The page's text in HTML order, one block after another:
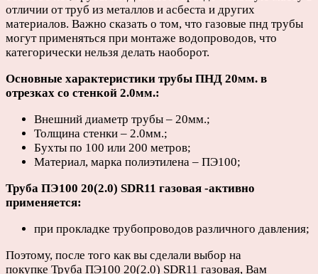
отличии от труб из металлов и асбеста и других
материалов. Важно сказать о том, что газовые пнд трубы
могут применяться при монтаже водопроводов, что
категорически нельзя делать наоборот.
Основные характеристики трубы ПНД 20мм. в
отрезках со стенкой 2.0мм.:
Внешний диаметр трубы – 20мм.;
Толщина стенки – 2.0мм.;
Бухты по 100 или 200 метров;
Материал, марка полиэтилена – ПЭ100;
Труба ПЭ100 20(2.0) SDR11 газовая -активно
применяется:
при прокладке трубопроводов различного давления;
Поэтому, после того как вы сделали выбор на
покупке Труба ПЭ100 20(2.0) SDR11 газовая, Вам